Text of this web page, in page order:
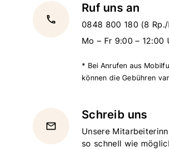
local_phone
Ruf uns an
0848 800 180 (8
Mo – Fr 9:00 – 12:00
* Bei Anrufen aus
können die Gebühren
email
Schreib uns
Unsere
so schnell wie